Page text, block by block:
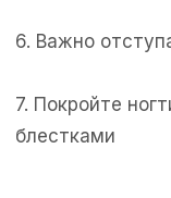
6. Важно
7. Покройте
блестками